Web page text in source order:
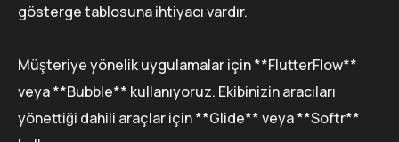
gösterge tablosuna ihtiyacı vardır.
Müşteriye yönelik uygulamalar için **FlutterFlow**
veya **Bubble** kullanıyoruz. Ekibinizin aracıları
yönettiği dahili araçlar için **Glide** veya **Softr**